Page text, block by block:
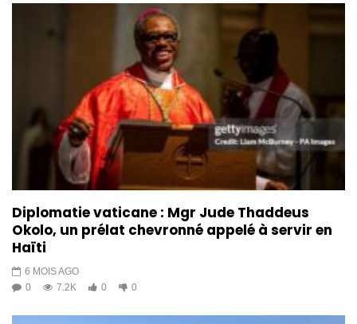
Diplomatie vaticane : Mgr Jude Thaddeus
Okolo, un prélat chevronné appelé à servir en
Haïti
6 MOIS AGO
0
7.2K 0 0